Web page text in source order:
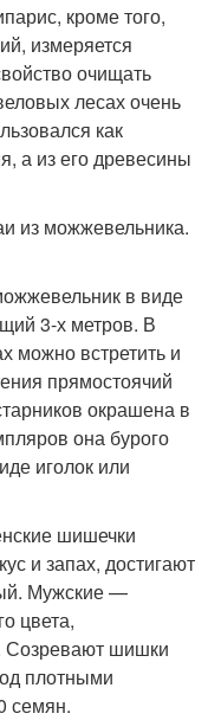
кроме того,
измеряется
очищать
лесах очень
как
а из его древесины
из можжевельника.
в виде
3-х метров. В
можно встретить и
прямостоячий
окрашена в
она бурого
иголок или
шишечки
и запах, достигают
Мужские —
цвета,
Созревают шишки
плотными
семян.